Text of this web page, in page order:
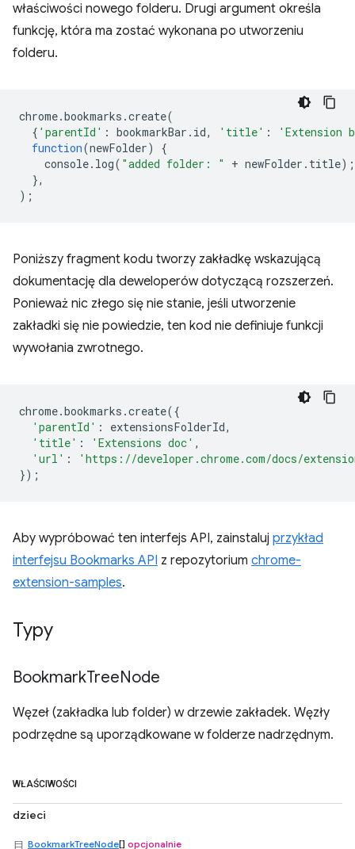
właściwości nowego folderu. Drugi argument określa
funkcję, która ma zostać wykonana po utworzeniu
folderu.
chrome.bookmarks .create(
{ 'parentId' : bookmarkBar . id, 'title' :
'Extension
function(newFolder)
{
console. log( "added folder: " + newFolder . title);
},
);
Poniższy fragment kodu tworzy zakładkę wskazującą
dokumentację dla deweloperów dotyczącą rozszerzeń.
Ponieważ nic złego się nie stanie, jeśli utworzenie
zakładki się nie powiedzie, ten kod nie definiuje funkcji
wywołania zwrotnego.
chrome.bookmarks .create({
'parentId' : extensionsFolderId,
'title' : 'Extensions doc' ,
'url' :
'https://developer.chrome.com/docs/
});
Aby wypróbować ten interfejs API, zainstaluj przykład
interfejsu Bookmarks API z repozytorium chrome-
extension-samples.
Typy
BookmarkTreeNode
Węzeł (zakładka lub folder) w drzewie zakładek. Węzły
podrzędne są uporządkowane w folderze nadrzędnym.
WŁAŚCIWOŚCI
dzieci
BookmarkTreeNode[] opcjonalnie